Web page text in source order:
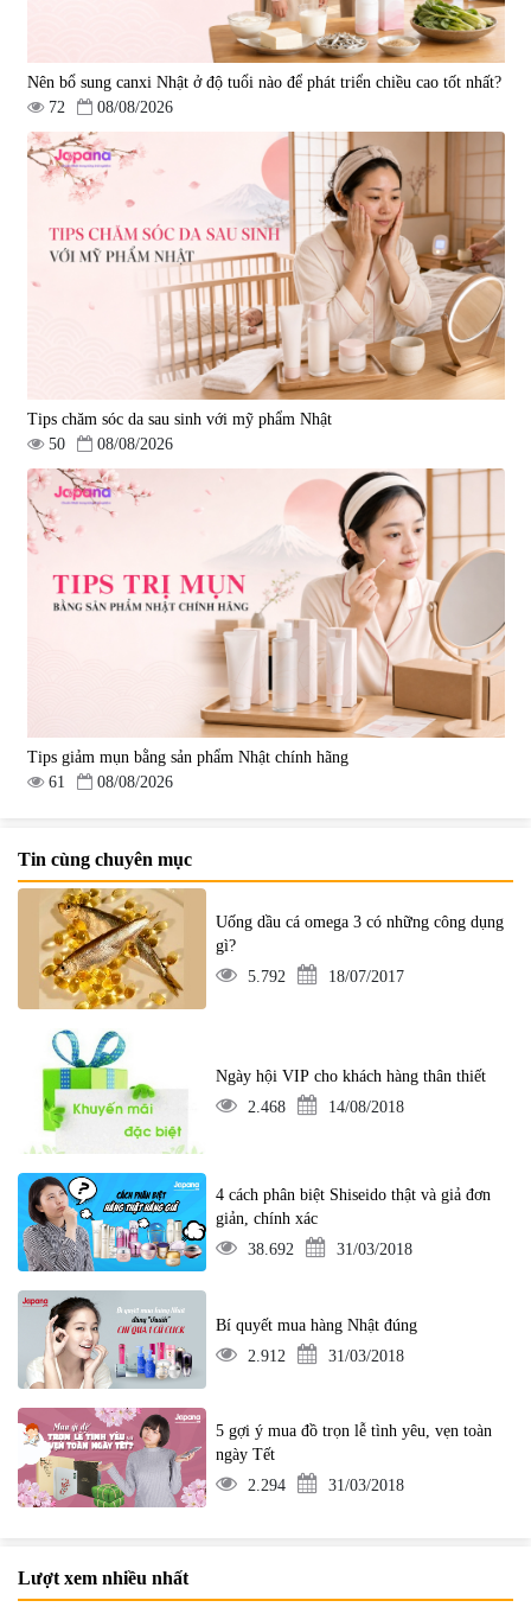
Nên bổ sung canxi Nhật ở độ tuổi nào để phát triển chiều cao tốt nhất?
72
08/08/2026
Tips chăm sóc da sau sinh với mỹ phẩm Nhật
50
08/08/2026
Tips giảm mụn bằng sản phẩm Nhật chính hãng
61
08/08/2026
Tin cùng chuyên mục
Uống dầu cá omega 3 có những công dụng
gì?
5.792
18/07/2017
Ngày hội VIP cho khách hàng thân thiết
2.468
14/08/2018
4 cách phân biệt Shiseido thật và giả đơn
giản, chính xác
38.692
31/03/2018
Bí quyết mua hàng Nhật đúng
2.912
31/03/2018
5 gợi ý mua đồ trọn lễ tình yêu, vẹn toàn
ngày Tết
2.294
31/03/2018
Lượt xem nhiều nhất